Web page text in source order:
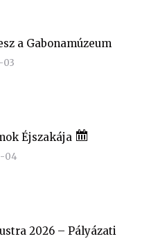
a Gabonamúzeum
03
Éjszakája
04
2026 – Pályázati